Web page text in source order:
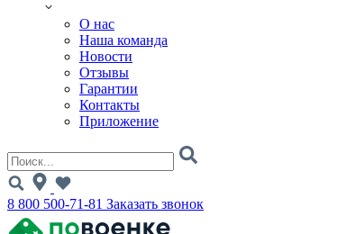
О нас
Наша команда
Новости
Отзывы
Гарантии
Контакты
Приложение
8 800 500-71-81 Заказать звонок